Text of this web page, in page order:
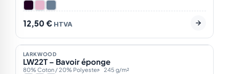
12,50 € HTVA
LARKWOOD
LW22T – Bavoir éponge
80% Coton / 20% Polyester 245 g/m²